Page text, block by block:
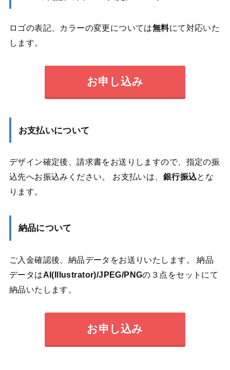
ロゴの表記、カラーの変更については無料にて対応いた
します。
お申し込み
お支払いについて
デザイン確定後、請求書をお送りしますので、指定の振
込先へお振込みください。 お支払いは、 銀行振込とな
ります。
納品について
ご入金確認後、納品データをお送りいたします。 納品
データはAI(Illustrator)/JPEG/PNGの３点をセットにて
納品いたします。
お申し込み